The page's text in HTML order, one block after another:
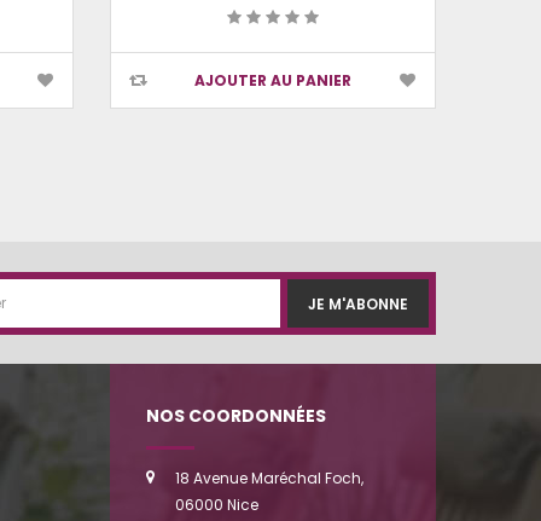
AJOUTER AU PANIER
JE M'ABONNE
NOS COORDONNÉES
18 Avenue Maréchal Foch,
06000 Nice